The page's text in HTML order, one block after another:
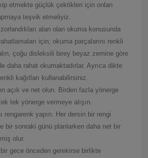
etmekte güçlük çektikleri için onları
teşvik etmeliyiz.
alan olan okuma konusunda
için; okuma parçalarını renkli
çoğu disleksili birey beyaz zemine göre
daha rahat okumaktadırlar. Ayrıca dikte
kağıtları kullanabilirsiniz.
açık ve net olun. Birden fazla yönerge
tek yönerge vermeye alışın.
rengarenk yapın. Her dersin bir rengi
bir sonraki günü planlarken daha net bir
olur.
bir gece önceden gerekirse birlikte